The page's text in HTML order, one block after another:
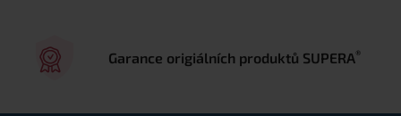
Garance origiálních produktů SUPERA®